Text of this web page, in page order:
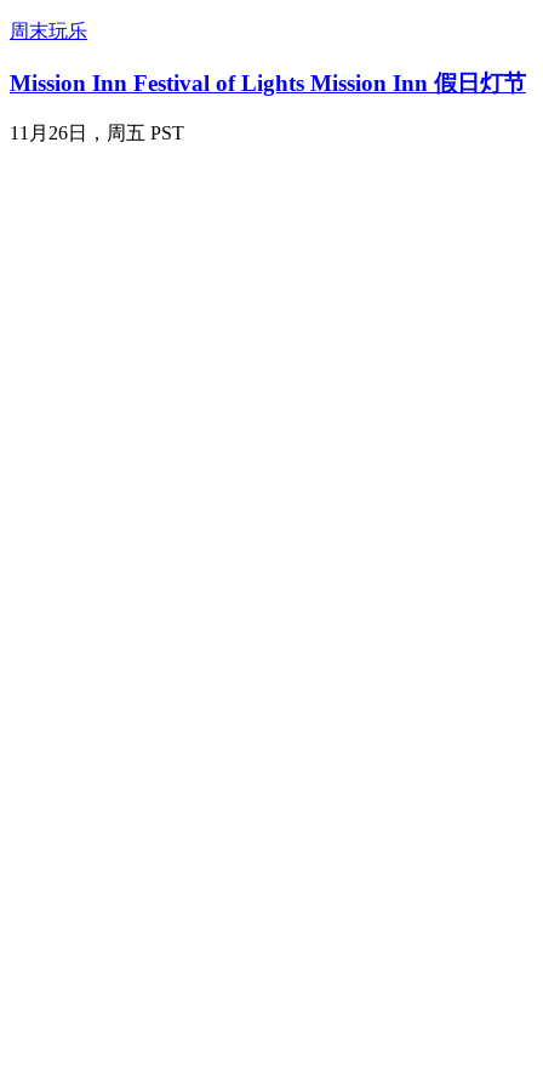
周末玩乐
Mission Inn Festival of Lights Mission Inn 假日灯节
11月26日，周五 PST